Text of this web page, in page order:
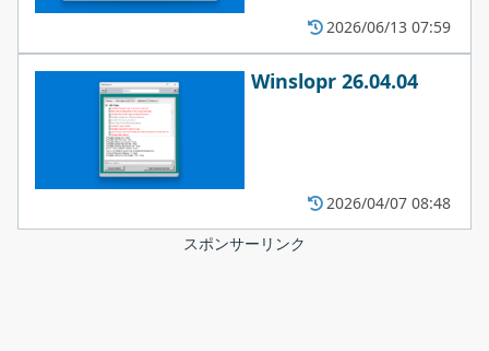
2026/06/13 07:59
Winslopr 26.04.04
2026/04/07 08:48
スポンサーリンク